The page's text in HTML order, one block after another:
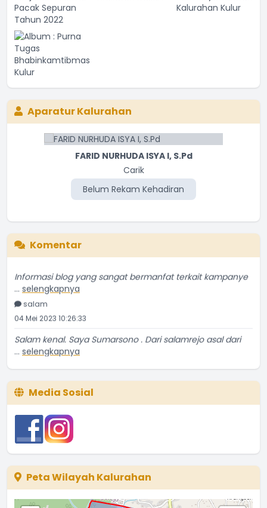
Aparatur Kalurahan
FARID NURHUDA ISYA I, S.Pd
Carik
Belum Rekam Kehadiran
Komentar
...selengkapnya
salam
04 Mei 2023 10:26:33
...selengkapnya
Sumarsono
Temanya bagus, ulasannya kurang detil sedikit. Tapi
...selengkapnya
Yatin Suwarno
20 Mei 2021 03:56:56
Makanan tsb tetap ngangenin kita kita yg ada di
perantauan.
... selengkapnya
Media Sosial
Peta Wilayah Kalurahan